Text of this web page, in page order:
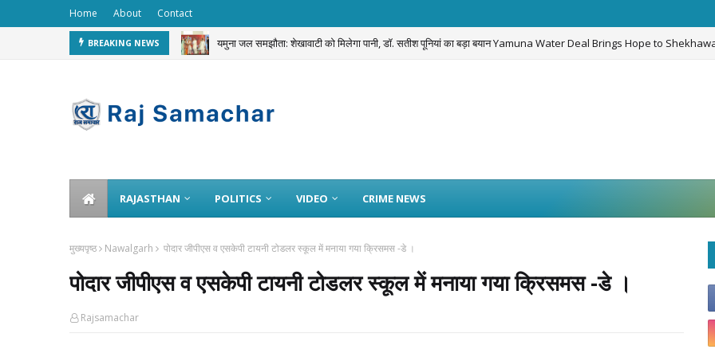
Home About Contact
BREAKING NEWS
STOLEN यमुना जल समझौता: शेखावाटी को मिलेगा पानी, डॉ. सतीश पूनियां का बड़ा बयान Yamuna Water Deal Brings Hope to
RAJASTHAN POLITICS VIDEO CRIME NEWS
मुख्यपृष्ठ Nawalgarh पोदार जीपीएस व एसकेपी टायनी टोडलर स्कूल में मनाया गया क्रिसमस -डे ।
पोदार जीपीएस व एसकेपी टायनी टोडलर स्कूल में मनाया गया क्रिसमस -डे ।
Rajsamachar